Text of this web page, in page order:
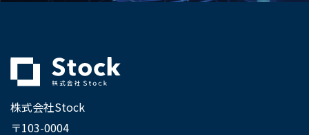
株式会社Stock
〒103-0004